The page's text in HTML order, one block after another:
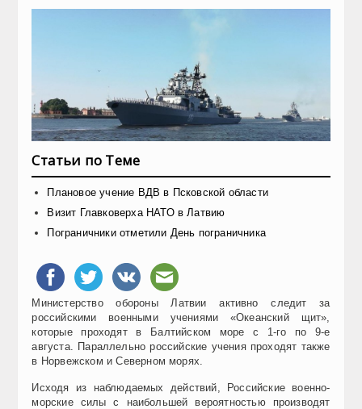
Статьи по Теме
Плановое учение ВДВ в Псковской области
Визит Главковерха НАТО в Латвию
Пограничники отметили День пограничника
Министерство обороны Латвии активно следит за
российскими военными учениями «Океанский щит»,
которые проходят в Балтийском море с 1-го по 9-е
августа. Параллельно российские учения проходят также
в Норвежском и Северном морях.
Исходя из наблюдаемых действий, Российские военно-
морские силы с наибольшей вероятностью производят